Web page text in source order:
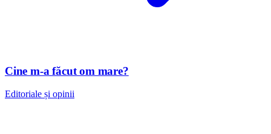
Cine m-a făcut om mare?
Editoriale și opinii